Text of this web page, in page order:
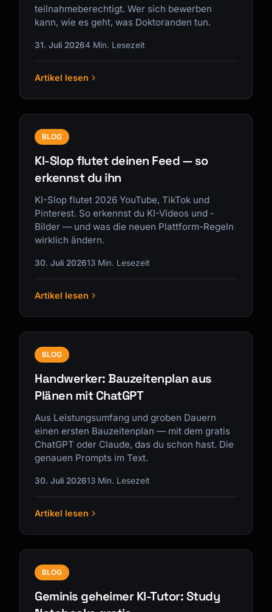
teilnahmeberechtigt. Wer sich bewerben
kann, wie es geht, was Doktoranden tun.
31. Juli 20264 Min. Lesezeit
Artikel lesen
BLOG
KI-Slop flutet deinen Feed — so
erkennst du ihn
KI-Slop flutet 2026 YouTube, TikTok und
Pinterest. So erkennst du KI-Videos und -
Bilder — und was die neuen Plattform-Regeln
wirklich ändern.
30. Juli 202613 Min. Lesezeit
Artikel lesen
BLOG
Handwerker: Bauzeitenplan aus
Plänen mit ChatGPT
Aus Leistungsumfang und groben Dauern
einen ersten Bauzeitenplan — mit dem gratis
ChatGPT oder Claude, das du schon hast. Die
genauen Prompts im Text.
30. Juli 202613 Min. Lesezeit
Artikel lesen
BLOG
Geminis geheimer KI-Tutor: Study